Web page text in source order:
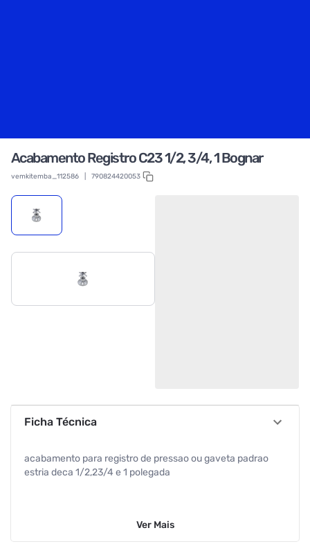
Acabamento Registro C23 1/2, 3/4, 1 Bognar
vemkitemba_112586 790824420053
Ficha Técnica
acabamento para registro de pressao ou gaveta padrao
estria deca 1/2,23/4 e 1 polegada
Ver Mais